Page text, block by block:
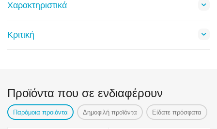
Χαρακτηριστικά
Κριτική
Προϊόντα που σε ενδιαφέρουν
Παρόμοια προιόντα Δημοφιλή προϊόντα Είδατε πρόσφατα